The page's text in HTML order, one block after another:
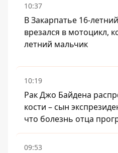
10:37
В Закарпатье 16-
врезался в мотоцикл,
летний мальчик
10:19
Рак Джо Байдена
кости – сын
что болезнь отца
09:53